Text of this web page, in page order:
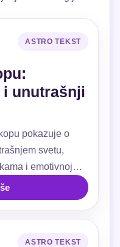
ASTRO TEKST
i unutrašnji
pokazuje o
svetu,
i emotivnoj
ASTRO TEKST